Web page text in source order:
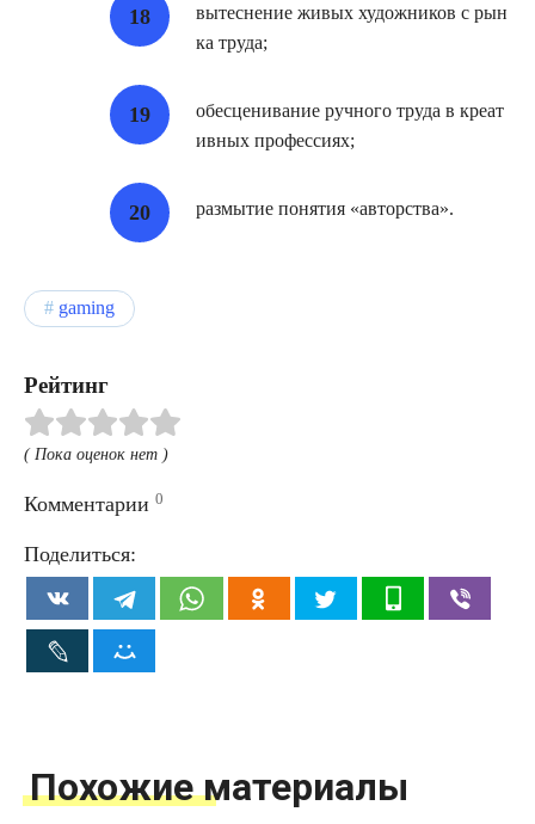
вытеснение живых художников с рын
ка труда;
обесценивание ручного труда в креат
ивных профессиях;
размытие понятия «авторства».
gaming
Рейтинг
( Пока оценок нет )
Комментарии 0
Поделиться:
Похожие материалы